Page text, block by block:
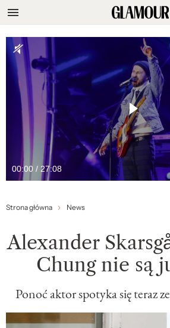
00:00 / 27:08
Strona główna News
Alexander
Chung nie są
Ponoć aktor spotyka się teraz